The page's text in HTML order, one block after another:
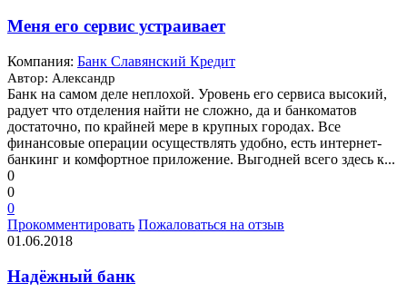
Меня его сервис устраивает
Компания: Банк Славянский Кредит
Автор: Александр
Банк на самом деле неплохой. Уровень его сервиса высокий,
радует что отделения найти не сложно, да и банкоматов
достаточно, по крайней мере в крупных городах. Все
финансовые операции осуществлять удобно, есть интернет-
банкинг и комфортное приложение. Выгодней всего здесь к...
0
0
0
Прокомментировать Пожаловаться на отзыв
01.06.2018
Надёжный банк